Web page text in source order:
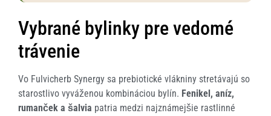
Vybrané bylinky pre vedomé
trávenie
Vo Fulvicherb Synergy sa prebiotické vlákniny stretávajú so
starostlivo vyváženou kombináciou bylín. Fenikel, aníz,
rumanček a šalvia patria medzi najznámejšie rastlinné